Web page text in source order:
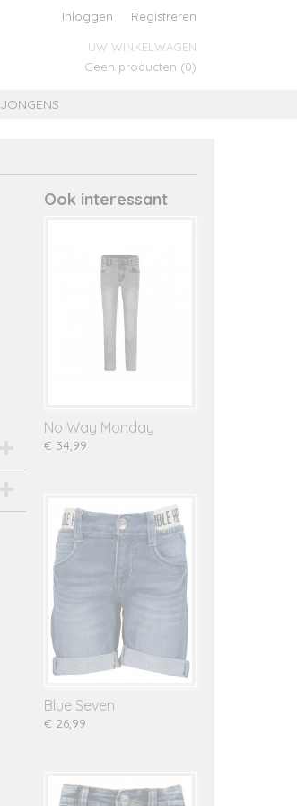
Inloggen Registreren
UW WINKELWAGEN
Geen producten (0)
JONGENS
Ook interessant
No Way Monday
€ 34,99
Blue Seven
€ 26,99